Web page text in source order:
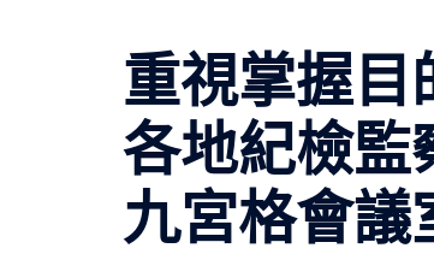
重視掌握目
各地紀檢監
九宮格會議